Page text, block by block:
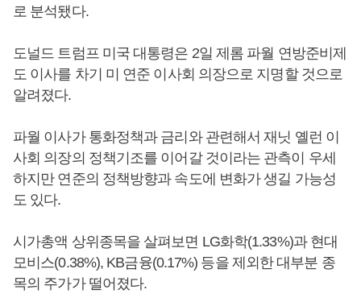
로 분석됐다.
도널드 트럼프 미국 대통령은 2일 제롬 파월 연방준비제
도 이사를 차기 미 연준 이사회 의장으로 지명할 것으로
알려졌다.
파월 이사가 통화정책과 금리와 관련해서 재닛 옐런 이
사회 의장의 정책기조를 이어갈 것이라는 관측이 우세
하지만 연준의 정책방향과 속도에 변화가 생길 가능성
도 있다.
시가총액 상위종목을 살펴보면 LG화학(1.33%)과 현대
모비스(0.38%), KB금융(0.17%) 등을 제외한 대부분 종
목의 주가가 떨어졌다.